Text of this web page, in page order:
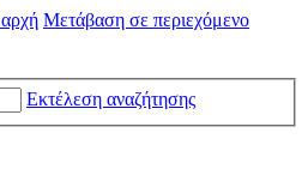
αρχή Μετάβαση σε περιεχόμενο
Εκτέλεση αναζήτησης